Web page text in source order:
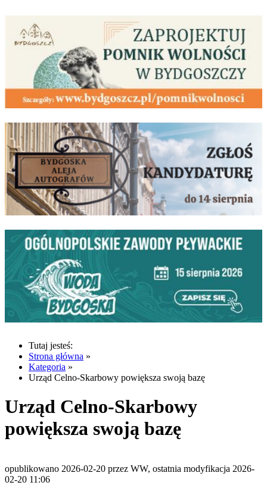
Tutaj jesteś:
Strona główna »
Kategoria »
Urząd Celno-Skarbowy powiększa swoją bazę
Urząd Celno-Skarbowy
powiększa swoją bazę
opublikowano 2026-02-20 przez WW, ostatnia modyfikacja 2026-
02-20 11:06